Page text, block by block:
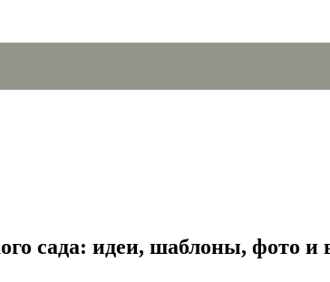
сада: идеи, шаблоны, фото и